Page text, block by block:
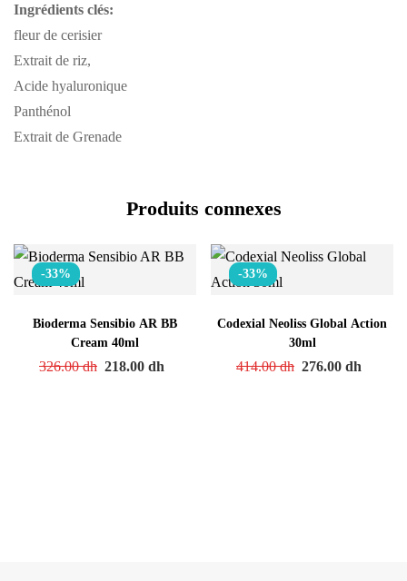
Ingrédients clés:
fleur de cerisier
Extrait de riz,
Acide hyaluronique
Panthénol
Extrait de Grenade
Produits connexes
-33%
Bioderma Sensibio AR BB
Cream 40ml
326.00dh 218.00 dh
-33%
Codexial Neoliss Global Action
30ml
414.00dh 276.00 dh